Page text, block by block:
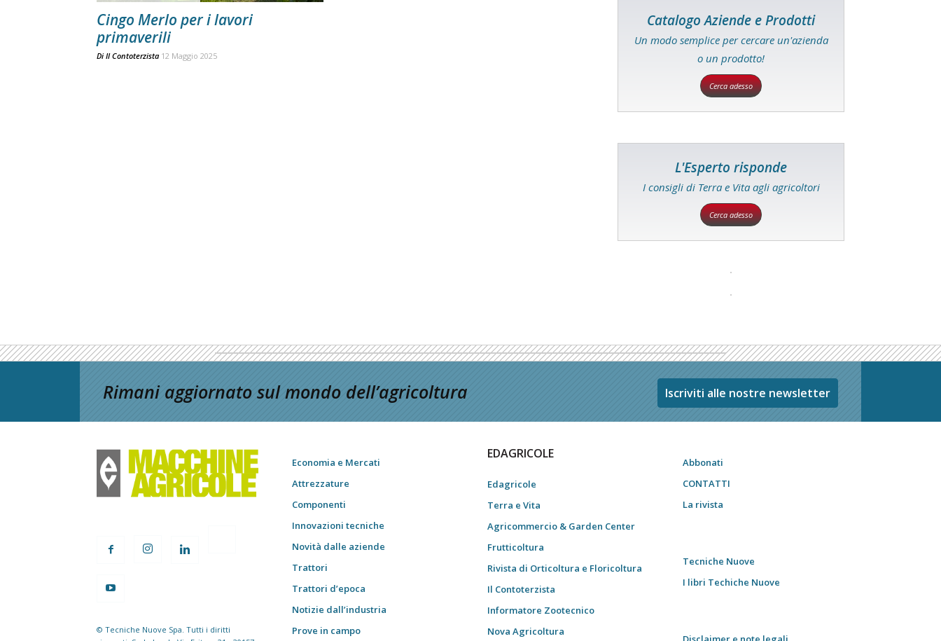
Cingo Merlo per i lavori
primaverili
Di Il Contoterzista 12 Maggio 2025
Catalogo Aziende e Prodotti
Un modo semplice per cercare un'azienda
o un prodotto!
Cerca adesso
L'Esperto risponde
I consigli di Terra e Vita agli agricoltori
Cerca adesso
Rimani aggiornato sul mondo dell’agricoltura Iscriviti alle nostre newsletter
© Tecniche Nuove Spa. Tutti i diritti
Economia e Mercati
Attrezzature
Componenti
Innovazioni tecniche
Novità dalle aziende
Trattori
Trattori d’epoca
Notizie dall’industria
Prove in campo
EDAGRICOLE
Edagricole
Terra e Vita
Agricommercio & Garden Center
Frutticoltura
Rivista di Orticoltura e Floricoltura
Il Contoterzista
Informatore Zootecnico
Nova Agricoltura
Abbonati
CONTATTI
La rivista
Tecniche Nuove
I libri Techiche Nuove